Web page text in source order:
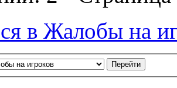
в Жалобы на